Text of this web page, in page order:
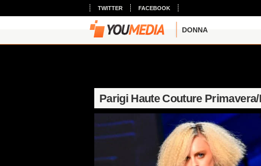
TWITTER FACEBOOK
DONNA
Parigi Haute Couture Primavera/